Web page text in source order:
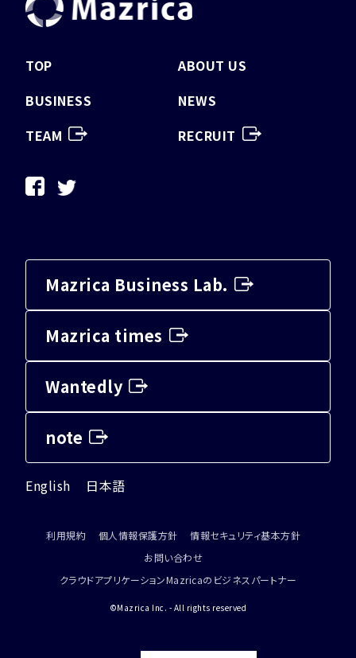
TOP
ABOUT US
BUSINESS
NEWS
TEAM
RECRUIT
Mazrica Business Lab.
Mazrica times
Wantedly
note
English 日本語
利用規約 個人情報保護方針
情報セキュリティ基本方針
お問い合わせ
クラウドアプリケーションMazricaのビジネスパートナー
©Mazrica Inc. - All rights reserved